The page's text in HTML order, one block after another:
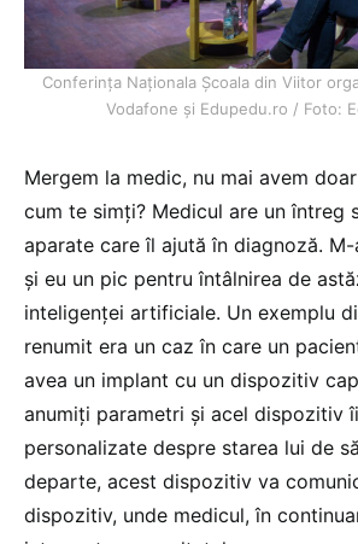
Conferința Naționala Școala din Viitor
Vodafone și Edupedu.ro / Foto:
Mergem la medic, nu mai avem
cum te simți? Medicul are un întreg
aparate care îl ajută în diagnoză.
și eu un pic pentru întâlnirea de
inteligenței artificiale. Un exemplu
renumit era un caz în care un
avea un implant cu un dispozitiv
anumiți parametri și acel dispozitiv
personalizate despre starea lui de
departe, acest dispozitiv va
dispozitiv, unde medicul, în